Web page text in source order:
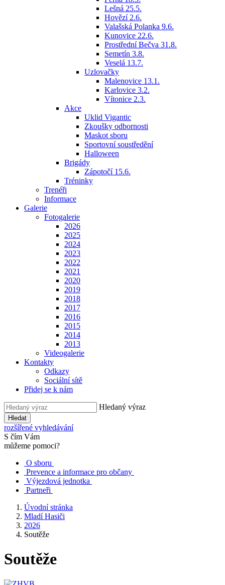
Lešná 25.5.
Hovězí 2.6.
Valašská Polanka 9.6.
Kunovice 22.6.
Prostřední Bečva 31.8.
Semetín 3.8.
Veselá 13.7.
Uzlovačky
Malenovice 13.1.
Karlovice 3.2.
Vítonice 2.3.
Akce
Uklid Vigantic
Zkoušky odbornosti
Maskot sboru
Sportovní soustředění
Halloween
Brigády
Zápotočí 15.6.
Tréninky
Trenéři
Informace
Galerie
Fotogalerie
2026
2025
2024
2023
2022
2021
2020
2019
2018
2017
2016
2015
2014
2013
Videogalerie
Kontakty
Odkazy
Sociální sítě
Přidej se k nám
Hledaný výraz
Hledat
rozšířené vyhledávání
S čím Vám
můžeme pomoci?
O sboru
Prevence a informace pro občany
Výjezdová jednotka
Partneři
Úvodní stránka
Mladí Hasiči
2026
Soutěže
Soutěže